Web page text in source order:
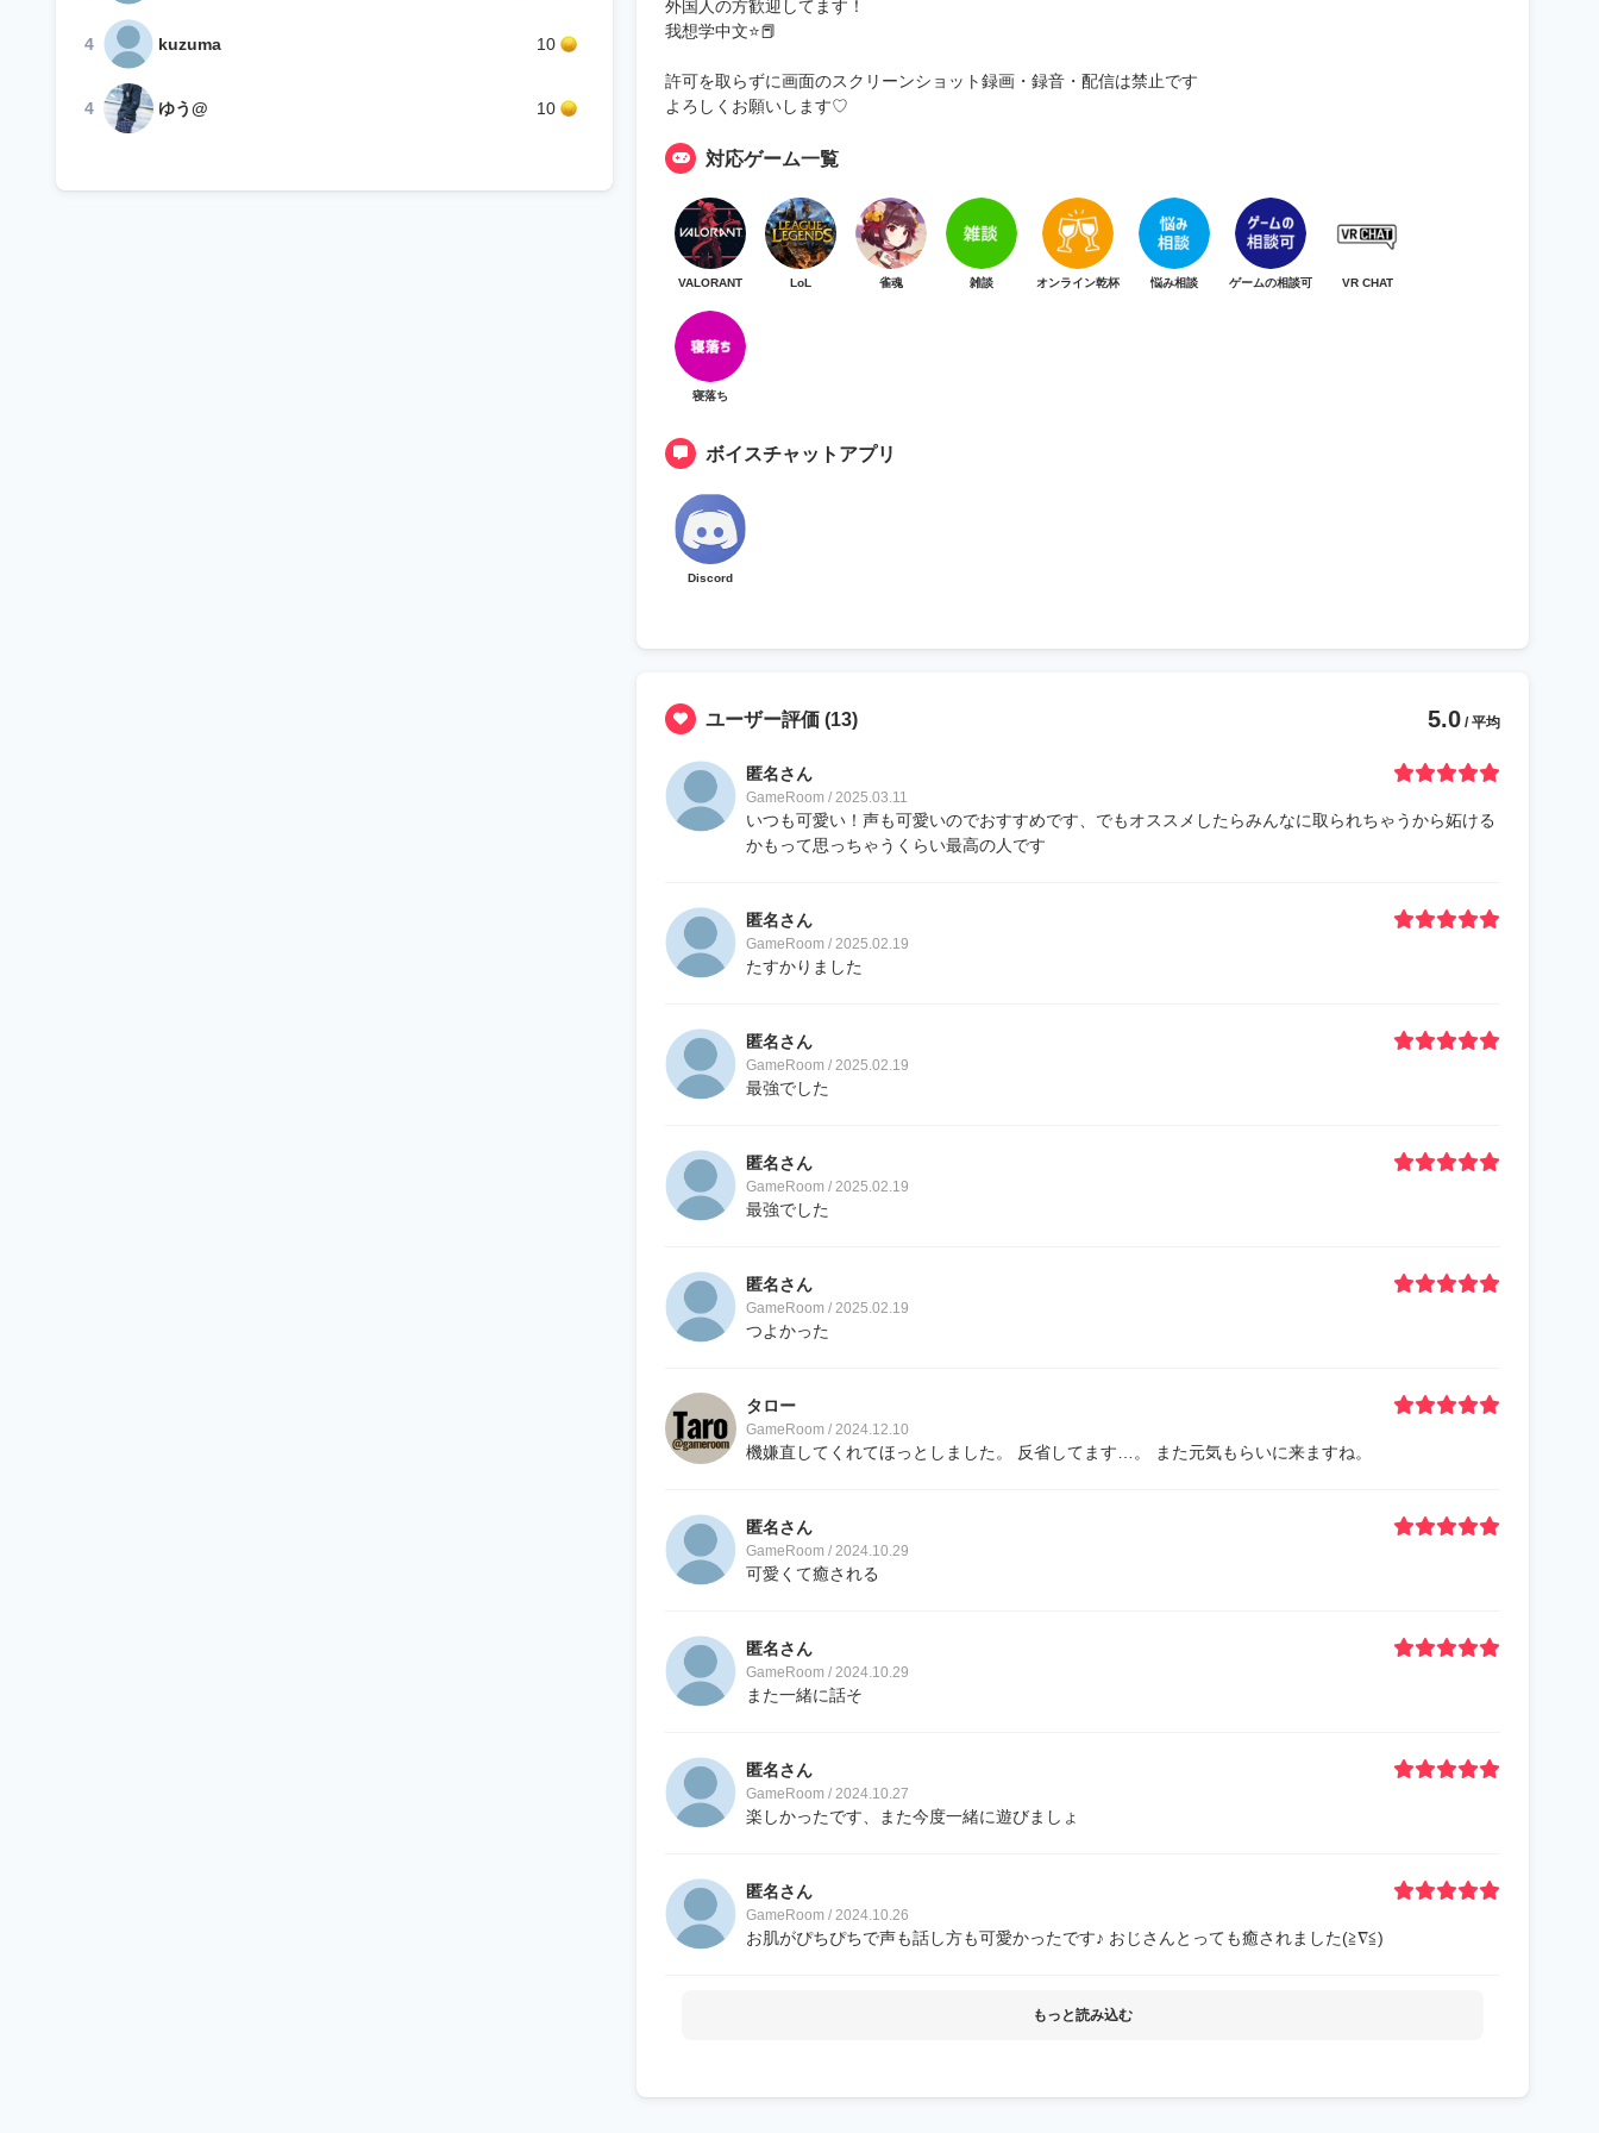
4 kuzuma 10
4 ゆう@ 10
外国人の方歓迎してます！
我想学中文⭐️📕
許可を取らずに画面のスクリーンショット録画・録音・配信は禁止です
よろしくお願いします♡
対応ゲーム一覧
VALORANT LoL 雀魂 雑談 オンライン乾杯 悩み相談 ゲームの相談可 VR CHAT
寝落ち
ボイスチャットアプリ
Discord
ユーザー評価 (13) 5.0 / 平均
匿名さん
GameRoom / 2025.03.11
いつも可愛い！声も可愛いのでおすすめです、でもオススメしたらみんなに取られちゃうから妬ける
かもって思っちゃうくらい最高の人です
匿名さん
GameRoom / 2025.02.19
たすかりました
匿名さん
GameRoom / 2025.02.19
最強でした
匿名さん
GameRoom / 2025.02.19
最強でした
匿名さん
GameRoom / 2025.02.19
つよかった
タロー
GameRoom / 2024.12.10
機嫌直してくれてほっとしました。 反省してます…。 また元気もらいに来ますね。
匿名さん
GameRoom / 2024.10.29
可愛くて癒される
匿名さん
GameRoom / 2024.10.29
また一緒に話そ
匿名さん
GameRoom / 2024.10.27
楽しかったです、また今度一緒に遊びましょ
匿名さん
GameRoom / 2024.10.26
お肌がぴちぴちで声も話し方も可愛かったです♪ おじさんとっても癒されました(≧∇≦)
もっと読み込む